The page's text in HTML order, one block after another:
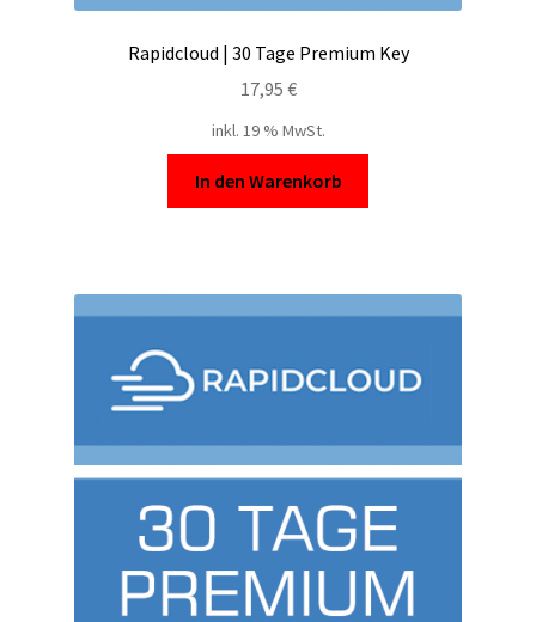
Ex-Load
Widerrufsbelehrung
Rapidcloud | 30 Tage Premium Key
17,95 €
inkl. 19 % MwSt.
In den Warenkorb